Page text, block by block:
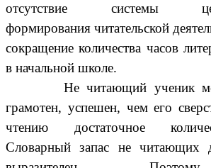
отсутствие системы
формирования читательской
сокращение количества часов
в начальной школе.
Не читающий ученик
грамотен, успешен, чем его
чтению достаточное
Словарный запас не читающих